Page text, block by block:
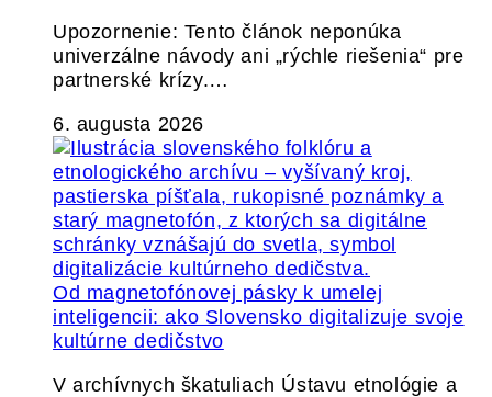
Upozornenie: Tento článok neponúka
univerzálne návody ani „rýchle riešenia“ pre
partnerské krízy.…
6. augusta 2026
Od magnetofónovej pásky k umelej
inteligencii: ako Slovensko digitalizuje svoje
kultúrne dedičstvo
V archívnych škatuliach Ústavu etnológie a